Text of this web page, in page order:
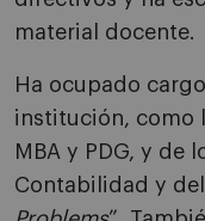
material docente.
Ha ocupado
institución, como
MBA y PDG, y de
Contabilidad y del